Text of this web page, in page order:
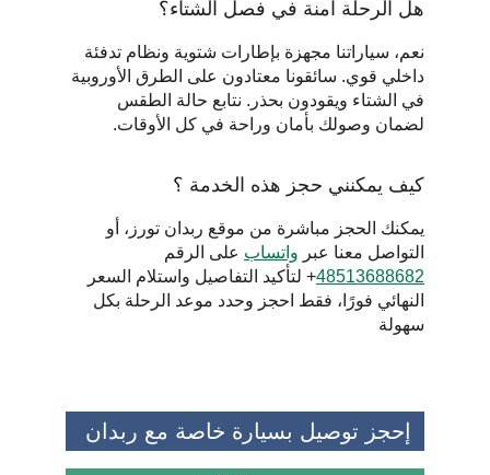
إحجز توصيل بسيارة خاصة مع ربدان
هل الرحلة آمنة في فصل الشتاء؟
نعم، سياراتنا مجهزة بإطارات شتوية ونظام تدفئة
داخلي قوي. سائقونا معتادون على الطرق الأوروبية
في الشتاء ويقودون بحذر. نتابع حالة الطقس
لضمان وصولك بأمان وراحة في كل الأوقات.
كيف يمكنني حجز هذه الخدمة ؟
يمكنك الحجز مباشرة من موقع ربدان تورز، أو
التواصل معنا عبر واتساب على الرقم
‎+48513688682‎
لتأكيد التفاصيل واستلام السعر
النهائي فورًا، فقط احجز وحدد موعد الرحلة بكل
سهولة